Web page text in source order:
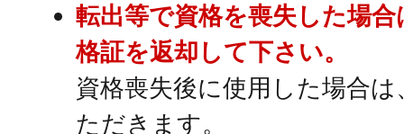
転出等で資格を喪失した場
格証を返却して下さい。
資格喪失後に使用した場合
ただきます。